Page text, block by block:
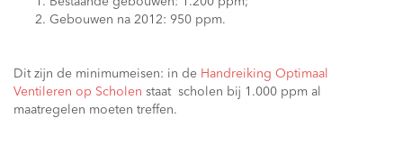
Gebouwen na 2012: 950 ppm.
Dit zijn de minimumeisen: in de Handreiking Optimaal
Ventileren op Scholen staat scholen bij 1.000 ppm al
maatregelen moeten treffen.